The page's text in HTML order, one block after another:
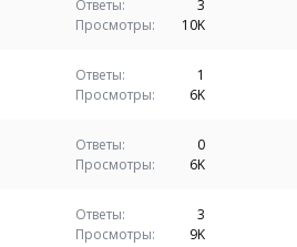
Ответы
3
Просмотры
10K
Ответы
1
Просмотры
6K
Ответы
0
Просмотры
6K
Ответы
3
Просмотры
9K